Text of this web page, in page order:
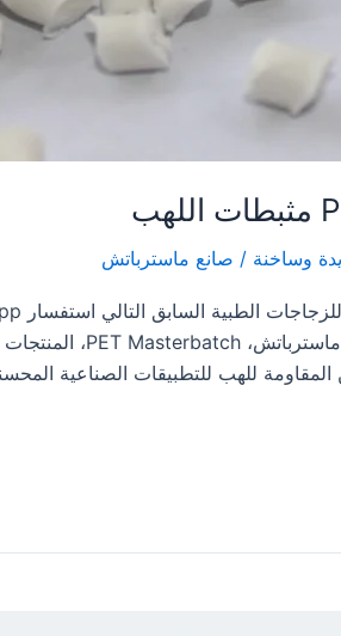
وساخنة / صانع ماسترباتش